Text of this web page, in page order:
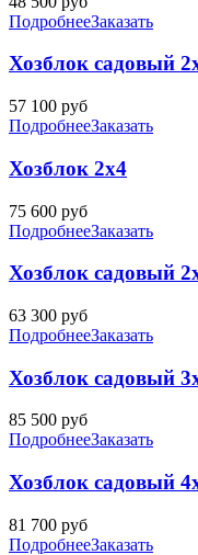
ПодробнееЗаказать
Хозблок садовый
57 100 руб
ПодробнееЗаказать
Хозблок 2х4
75 600 руб
ПодробнееЗаказать
Хозблок садовый
63 300 руб
ПодробнееЗаказать
Хозблок садовый
85 500 руб
ПодробнееЗаказать
Хозблок садовый
81 700 руб
ПодробнееЗаказать